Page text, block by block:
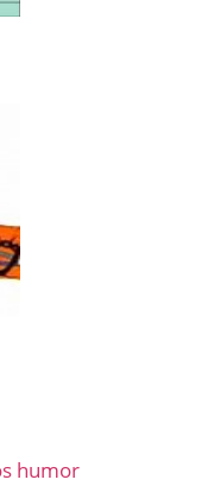
humor